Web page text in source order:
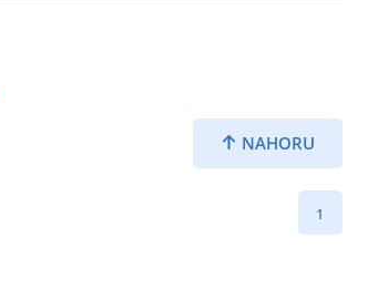
NAHORU
1